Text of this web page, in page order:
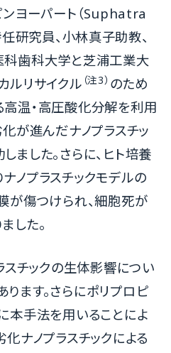
ヨーパート（Suphatra
究員、小林真子助教、
科歯科大学と芝浦工業大
ルリサイクル （注3） のため
温・高圧酸化分解を利用
化が進んだナノプラスチッ
ました。さらに、ヒト培養
ノプラスチックモデルの
が傷つけられ、細胞死が
した。
スチックの生体影響につい
ます。さらにポリプロピ
本手法を用いることによ
化ナノプラスチックによる